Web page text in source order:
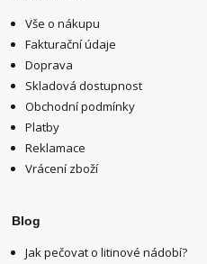
Vše o nákupu
Fakturační údaje
Doprava
Skladová dostupnost
Obchodní podmínky
Platby
Reklamace
Vrácení zboží
Blog
Jak pečovat o litinové nádobí?